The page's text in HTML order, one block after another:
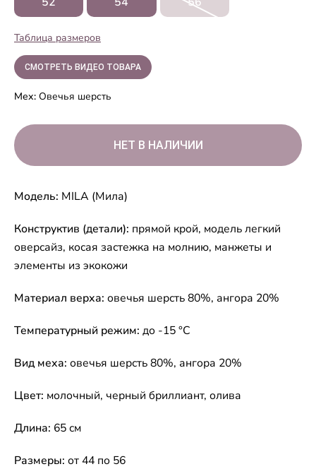
Таблица размеров
СМОТРЕТЬ ВИДЕО ТОВАРА
Мех: Овечья шерсть
Модель: MILA (Мила)
Конструктив (детали): прямой крой, модель легкий
оверсайз, косая застежка на молнию, манжеты и
элементы из экокожи
Материал верха: овечья шерсть 80%, ангора 20%
Температурный режим: до -15 °C
Вид меха: овечья шерсть 80%, ангора 20%
Цвет: молочный, черный бриллиант, олива
Длина: 65 см
Размеры: от 44 по 56